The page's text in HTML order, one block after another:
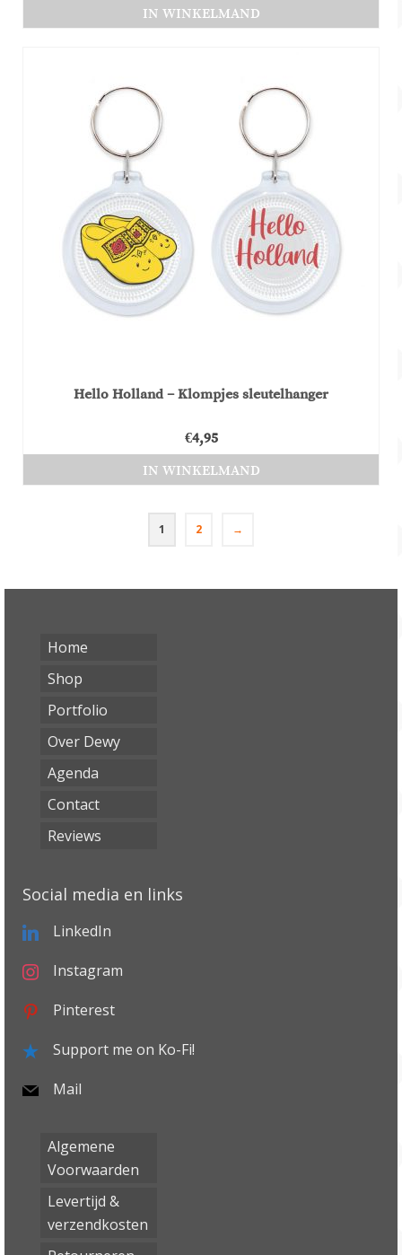
IN WINKELMAND
Hello Holland – Klompjes sleutelhanger
€4,95
IN WINKELMAND
1 2 →
Home
Shop
Portfolio
Over Dewy
Agenda
Contact
Reviews
Social media en links
LinkedIn
Instagram
Pinterest
Support me on Ko-Fi!
Mail
Algemene
Voorwaarden
Levertijd &
verzendkosten